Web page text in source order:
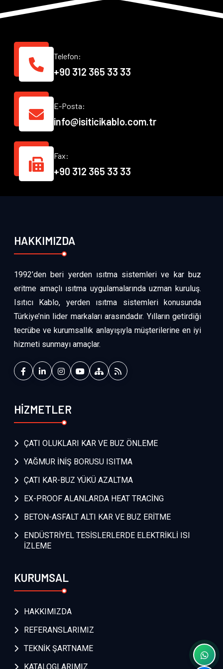
Telefon:
+90 312 365 33 33
E-Posta:
info@isiticikablo.com.tr
Fax:
+90 312 365 33 33
HAKKIMIZDA
1992’den beri yerden ısıtma sistemleri ve kar buz
eritme amaçlı ısıtma uygulamalarında uzman kuruluş.
Isıtıcı Kablo, yerden ısıtma sistemleri konusunda
Türkiye’nin lider markaları arasındadır. Yılların getirdiği
tecrübe ve kurumsallık anlayışıyla müşterilerine en iyi
hizmeti sunmayı amaçlar.
HİZMETLER
ÇATI OLUKLARI KAR VE BUZ ÖNLEME
YAĞMUR İNİŞ BORUSU ISITMA
ÇATI KAR-BUZ YÜKÜ AZALTMA
EX-PROOF ALANLARDA HEAT TRACİNG
BETON-ASFALT ALTI KAR VE BUZ ERİTME
ENDÜSTRİYEL TESİSLERLERDE ELEKTRİKLİ ISI
İZLEME
KURUMSAL
HAKKIMIZDA
REFERANSLARIMIZ
TEKNİK ŞARTNAME
KATALOGLARIMIZ